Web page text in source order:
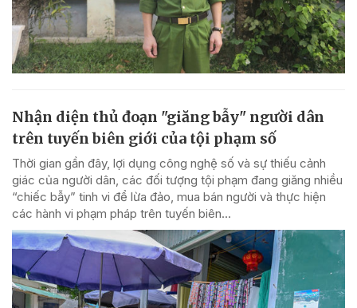
Nhận diện thủ đoạn "giăng bẫy" người dân
trên tuyến biên giới của tội phạm số
Thời gian gần đây, lợi dụng công nghệ số và sự thiếu cảnh
giác của người dân, các đối tượng tội phạm đang giăng nhiều
“chiếc bẫy” tinh vi để lừa đảo, mua bán người và thực hiện
các hành vi phạm pháp trên tuyến biên...